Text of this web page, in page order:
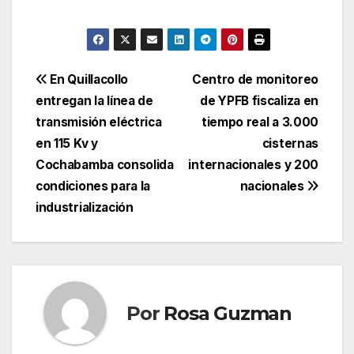
Navegación
de
entradas
Centro de monitoreo
de YPFB fiscaliza en
tiempo real a 3.000
cisternas
internacionales y 200
nacionales
En Quillacollo
entregan la línea de
transmisión eléctrica
en 115 Kv y
Cochabamba consolida
condiciones para la
industrialización
Por Rosa Guzman